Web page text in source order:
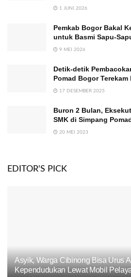
1 JUNI 2026
Pemkab Bogor Bakal
untuk Basmi Sapu-
9 MEI 2026
Detik-detik
Pomad Bogor
17 DESEMBER 2025
Buron 2 Bulan,
SMK di Simpang
20 MEI 2023
EDITOR'S PICK
Asyik, Warga Cibinong Bisa Urus
Kependudukan Lewat Mobil